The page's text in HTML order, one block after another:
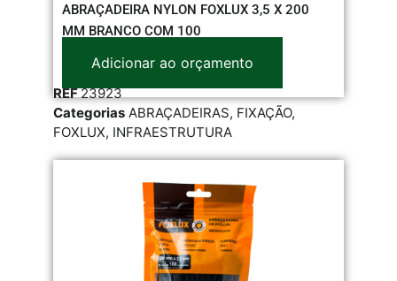
ABRAÇADEIRA NYLON FOXLUX 3,5 X 200
MM BRANCO COM 100
Adicionar ao orçamento
REF23923
Categorias ABRAÇADEIRAS, FIXAÇÃO,
FOXLUX, INFRAESTRUTURA